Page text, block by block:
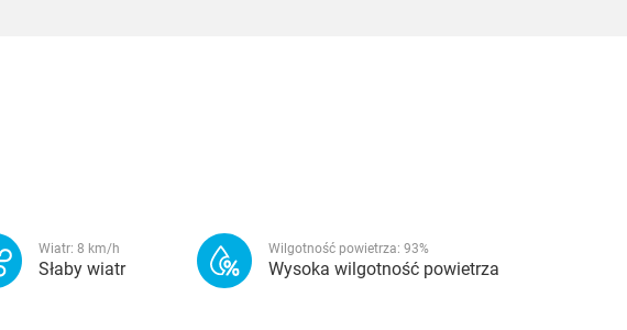
Wiatr: 8 km/h
Słaby wiatr
Wilgotność powietrza: 93%
Wysoka wilgotność powietrza